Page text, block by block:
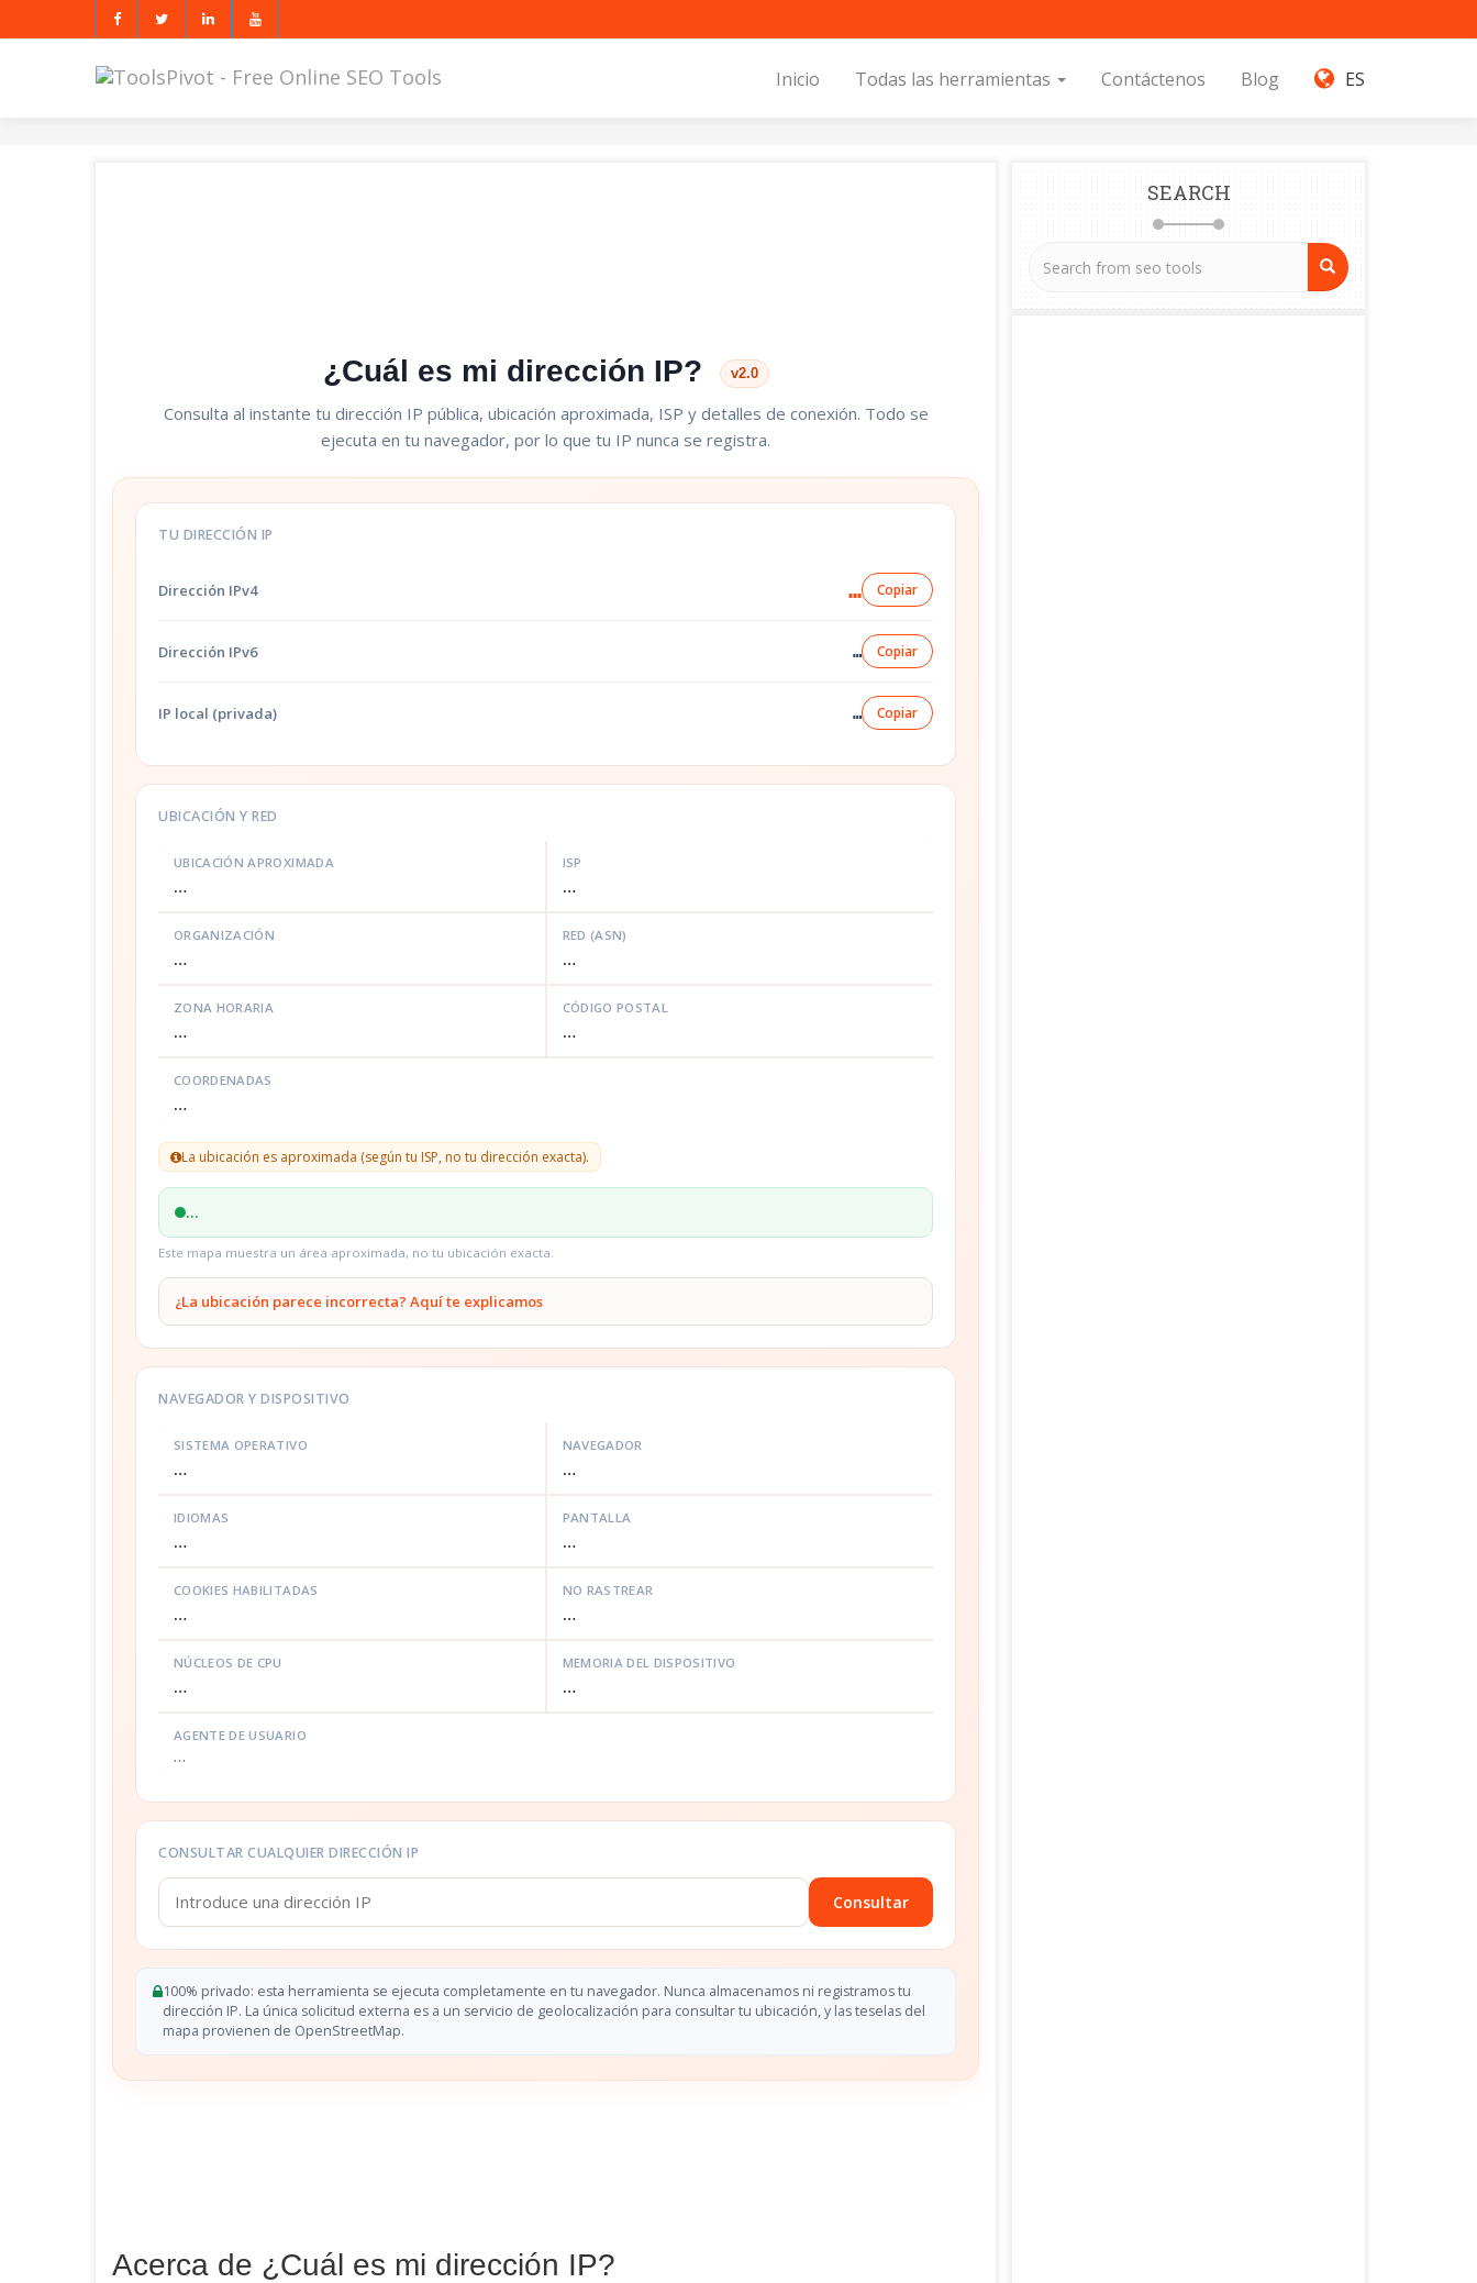
Inicio Todas las herramientas Contáctenos Blog ES
¿Cuál es mi dirección IP? v2.0
Consulta al instante tu dirección IP pública, ubicación aproximada, ISP y detalles de conexión. Todo se
ejecuta en tu navegador, por lo que tu IP nunca se registra.
TU DIRECCIÓN IP
Dirección IPv4 … Copiar
Dirección IPv6 … Copiar
IP local (privada) … Copiar
UBICACIÓN Y RED
UBICACIÓN APROXIMADA
…
ISP
…
ORGANIZACIÓN
…
RED (ASN)
…
ZONA HORARIA
…
CÓDIGO POSTAL
…
COORDENADAS
…
La ubicación es aproximada (según tu ISP, no tu dirección exacta).
…
Este mapa muestra un área aproximada, no tu ubicación exacta.
¿La ubicación parece incorrecta? Aquí te explicamos
NAVEGADOR Y DISPOSITIVO
SISTEMA OPERATIVO
…
NAVEGADOR
…
IDIOMAS
…
PANTALLA
…
COOKIES HABILITADAS
…
NO RASTREAR
…
NÚCLEOS DE CPU
…
MEMORIA DEL DISPOSITIVO
…
AGENTE DE USUARIO
…
CONSULTAR CUALQUIER DIRECCIÓN IP
Consultar
100% privado: esta herramienta se ejecuta completamente en tu navegador. Nunca almacenamos ni registramos tu
dirección IP. La única solicitud externa es a un servicio de geolocalización para consultar tu ubicación, y las teselas del
mapa provienen de OpenStreetMap.
Acerca de ¿Cuál es mi dirección IP?
SEARCH